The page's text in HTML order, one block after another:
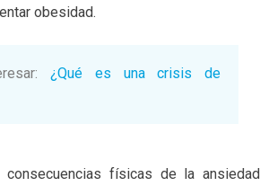
obesidad.
¿Qué es una crisis de
físicas de la ansiedad